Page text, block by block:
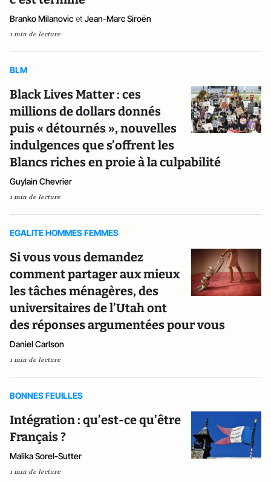
Branko Milanovic et Jean-Marc Siroën
1 min de lecture
BLM
Black Lives Matter : ces
millions de dollars donnés
puis « détournés », nouvelles
indulgences que s’offrent les
Blancs riches en proie à la culpabilité
Guylain Chevrier
1 min de lecture
EGALITE HOMMES FEMMES
Si vous vous demandez
comment partager aux mieux
les tâches ménagères, des
universitaires de l’Utah ont
des réponses argumentées pour vous
Daniel Carlson
1 min de lecture
BONNES FEUILLES
Intégration : qu’est-ce qu’être
Français ?
Malika Sorel-Sutter
1 min de lecture